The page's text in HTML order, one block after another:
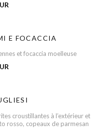
E FOCACCIA
et focaccia moelleuse
croustillantes à l’extérieur et
rosso, copeaux de parmesan